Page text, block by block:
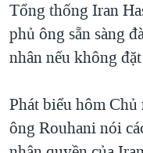
VĂN HOÁ
THỂ THAO
GROUND ZERO –
CHI PHÍ CHIẾN
THƯỢNG ĐỈNH
TRỊNH VĨNH BÌNH
Ngôn ngữ khác
Tổng thống Iran
phủ ông sẵn sàng
nhân nếu không
Phát biểu hôm
ông Rouhani nói